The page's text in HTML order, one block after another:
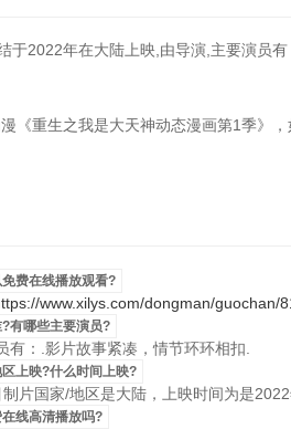
于2022年在大陆上映,由导演,主要演员有
《重生之我是大天神动态漫画第1季》，
费在线播放观看?
www.xilys.com/dongman/guochan/
有哪些主要演员?
：.影片故事紧凑，情节环环相扣.
上映?什么时间上映?
片国家/地区是大陆，上映时间为是
线高清播放吗?